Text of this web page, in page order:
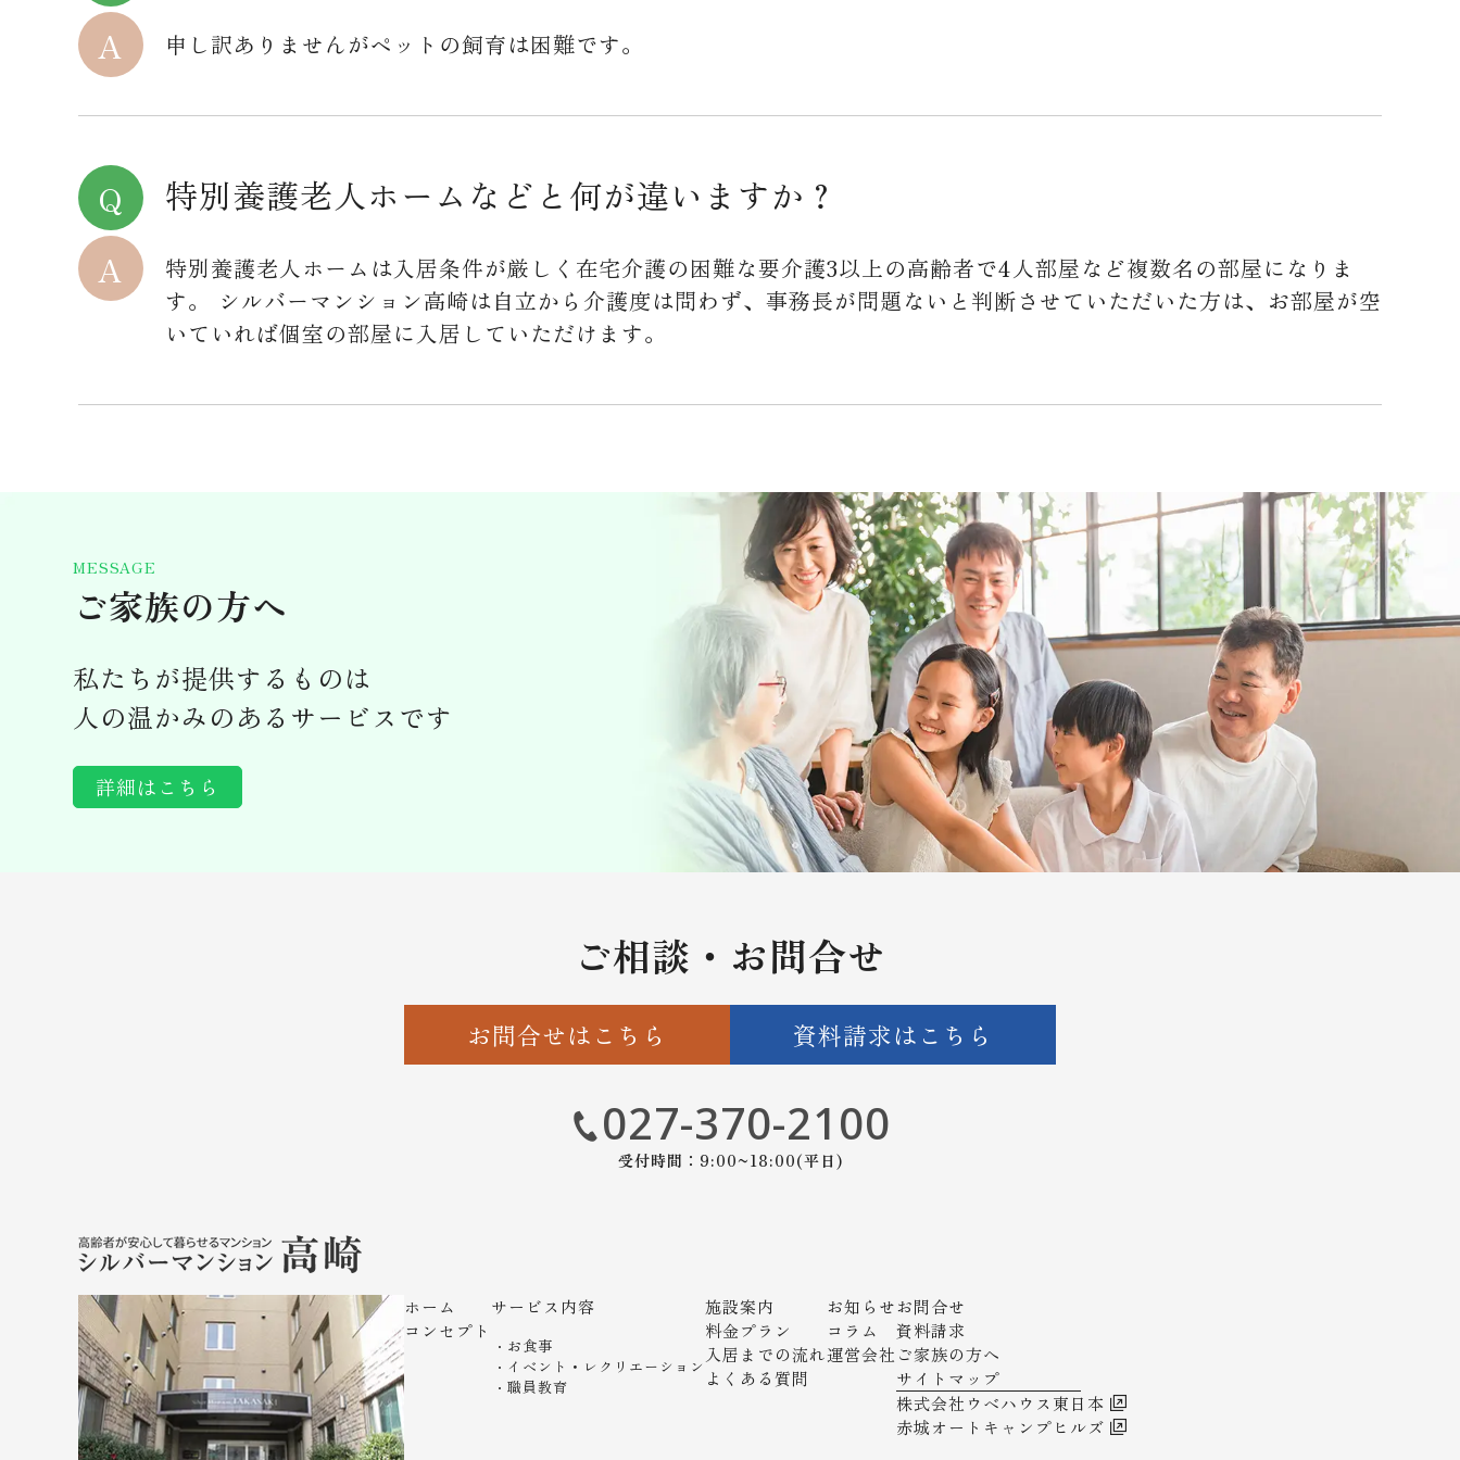
申し訳ありませんがペットの飼育は困難です。
特別養護老人ホームなどと何が違いますか？
特別養護老人ホームは入居条件が厳しく在宅介護の困難な要介護3以上の高齢者で4人部屋など複数名の部屋になりま
す。 シルバーマンション高崎は自立から介護度は問わず、事務長が問題ないと判断させていただいた方は、お部屋が空
いていれば個室の部屋に入居していただけます。
MESSAGE
ご家族の方へ
私たちが提供するものは
人の温かみのあるサービスです
詳細はこちら
ご相談・お問合せ
お問合せはこちら 資料請求はこちら
027-370-2100
受付時間：9:00~18:00(平日)
ホーム
コンセプト
サービス内容
お食事
イベント・レクリエーション
職員教育
施設案内
料金プラン
入居までの流れ
よくある質問
お知らせ
コラム
運営会社
お問合せ
資料請求
ご家族の方へ
サイトマップ
株式会社ウベハウス東日本
赤城オートキャンプヒルズ